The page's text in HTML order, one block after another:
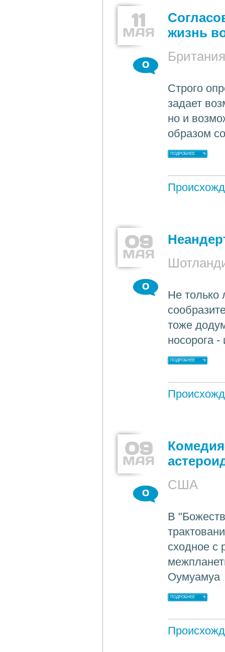
11
МАЯ
жизнь
Британия
0
Строго
задает
но и
образом
ПОДРОБНЕЕ
09
МАЯ
0
Не только
тоже
носорога
ПОДРОБНЕЕ
09
МАЯ
США
0
В
сходное с
Оумуамуа
ПОДРОБНЕЕ